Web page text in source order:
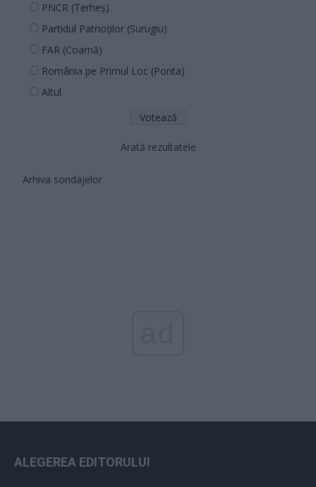
PNCR (Terheș)
Partidul Patrioților (Surugiu)
FAR (Coarnă)
România pe Primul Loc (Ponta)
Altul
Arată rezultatele
Arhiva sondajelor
ALEGEREA EDITORULUI